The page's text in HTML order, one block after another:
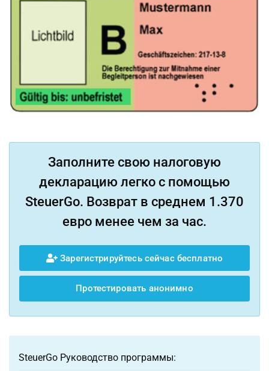
Заполните свою налоговую
декларацию легко с помощью
SteuerGo. Возврат в среднем 1.370
евро менее чем за час.
Зарегистрируйтесь сейчас бесплатно
Протестировать анонимно
SteuerGo Руководство программы: